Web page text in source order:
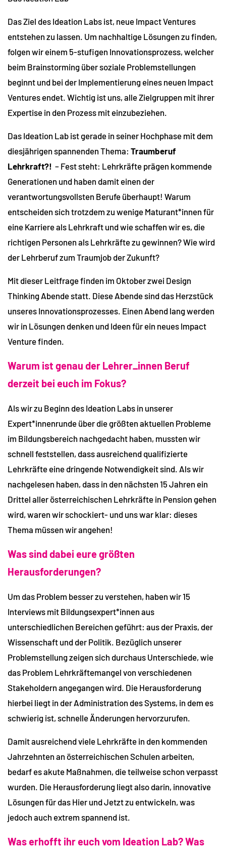
Das Ziel des Ideation Labs ist, neue Impact Ventures
entstehen zu lassen. Um nachhaltige Lösungen zu finden,
folgen wir einem 5-stufigen Innovationsprozess, welcher
beim Brainstorming über soziale Problemstellungen
beginnt und bei der Implementierung eines neuen Impact
Ventures endet. Wichtig ist uns, alle Zielgruppen mit ihrer
Expertise in den Prozess mit einzubeziehen.
Das Ideation Lab ist gerade in seiner Hochphase mit dem
diesjährigen spannenden Thema: Traumberuf
Lehrkraft?! – Fest steht: Lehrkräfte prägen kommende
Generationen und haben damit einen der
verantwortungsvollsten Berufe überhaupt! Warum
entscheiden sich trotzdem zu wenige Maturant*innen für
eine Karriere als Lehrkraft und wie schaffen wir es, die
richtigen Personen als Lehrkräfte zu gewinnen? Wie wird
der Lehrberuf zum Traumjob der Zukunft?
Mit dieser Leitfrage finden im Oktober zwei Design
Thinking Abende statt. Diese Abende sind das Herzstück
unseres Innovationsprozesses. Einen Abend lang werden
wir in Lösungen denken und Ideen für ein neues Impact
Venture finden.
Warum ist genau der Lehrer_innen Beruf
derzeit bei euch im Fokus?
Als wir zu Beginn des Ideation Labs in unserer
Expert*innenrunde über die größten aktuellen Probleme
im Bildungsbereich nachgedacht haben, mussten wir
schnell feststellen, dass ausreichend qualifizierte
Lehrkräfte eine dringende Notwendigkeit sind. Als wir
nachgelesen haben, dass in den nächsten 15 Jahren ein
Drittel aller österreichischen Lehrkräfte in Pension gehen
wird, waren wir schockiert- und uns war klar: dieses
Thema müssen wir angehen!
Was sind dabei eure größten
Herausforderungen?
Um das Problem besser zu verstehen, haben wir 15
Interviews mit Bildungsexpert*innen aus
unterschiedlichen Bereichen geführt: aus der Praxis, der
Wissenschaft und der Politik. Bezüglich unserer
Problemstellung zeigen sich durchaus Unterschiede, wie
das Problem Lehrkräftemangel von verschiedenen
Stakeholdern angegangen wird. Die Herausforderung
hierbei liegt in der Administration des Systems, in dem es
schwierig ist, schnelle Änderungen hervorzurufen.
Damit ausreichend viele Lehrkräfte in den kommenden
Jahrzehnten an österreichischen Schulen arbeiten,
bedarf es akute Maßnahmen, die teilweise schon verpasst
wurden. Die Herausforderung liegt also darin, innovative
Lösungen für das Hier und Jetzt zu entwickeln, was
jedoch auch extrem spannend ist.
Was erhofft ihr euch vom Ideation Lab? Was